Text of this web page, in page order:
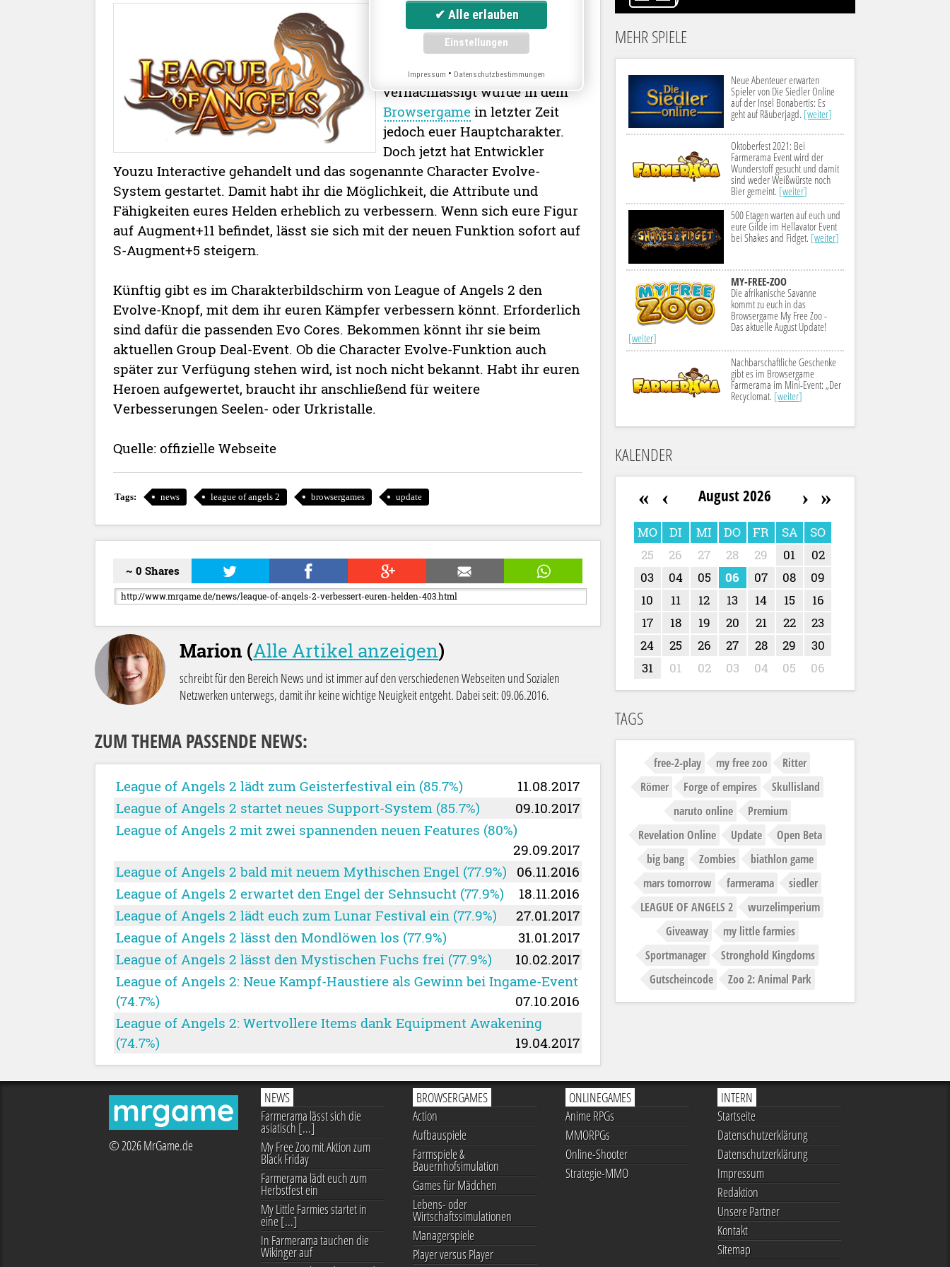
Kampfhaustiere, Mounts und
Waffen: Viele Neuerungen gab
es in letzter Zeit in League of
Angels 2. Etwas
vernachlässigt wurde in dem
Browsergame in letzter Zeit
jedoch euer Hauptcharakter.
Doch jetzt hat Entwickler
Youzu Interactive gehandelt und das sogenannte Character Evolve-
System gestartet. Damit habt ihr die Möglichkeit, die Attribute und
Fähigkeiten eures Helden erheblich zu verbessern. Wenn sich eure Figur
auf Augment+11 befindet, lässt sie sich mit der neuen Funktion sofort auf
S-Augment+5 steigern.
Künftig gibt es im Charakterbildschirm von League of Angels 2 den
Evolve-Knopf, mit dem ihr euren Kämpfer verbessern könnt. Erforderlich
sind dafür die passenden Evo Cores. Bekommen könnt ihr sie beim
aktuellen Group Deal-Event. Ob die Character Evolve-Funktion auch
später zur Verfügung stehen wird, ist noch nicht bekannt. Habt ihr euren
Heroen aufgewertet, braucht ihr anschließend für weitere
Verbesserungen Seelen- oder Urkristalle.
Quelle: offizielle Webseite
Tags: news league of angels 2 browsergames update
~ 0 Shares
Marion (Alle Artikel anzeigen)
schreibt für den Bereich News und ist immer auf den verschiedenen Webseiten und Sozialen
Netzwerken unterwegs, damit ihr keine wichtige Neuigkeit entgeht. Dabei seit: 09.06.2016.
ZUM THEMA PASSENDE NEWS:
League of Angels 2 lädt zum Geisterfestival ein (85.7%)
11.08.2017
League of Angels 2 startet neues Support-System (85.7%)
09.10.2017
League of Angels 2 mit zwei spannenden neuen Features (80%)
29.09.2017
League of Angels 2 bald mit neuem Mythischen Engel (77.9%)
06.11.2016
League of Angels 2 erwartet den Engel der Sehnsucht (77.9%)
18.11.2016
League of Angels 2 lädt euch zum Lunar Festival ein (77.9%)
27.01.2017
League of Angels 2 lässt den Mondlöwen los (77.9%)
31.01.2017
League of Angels 2 lässt den Mystischen Fuchs frei (77.9%)
10.02.2017
League of Angels 2: Neue Kampf-Haustiere als Gewinn bei Ingame-Event
(74.7%)
07.10.2016
League of Angels 2: Wertvollere Items dank Equipment Awakening
(74.7%)
19.04.2017
MEHR SPIELE
Neue Abenteuer erwarten
Spieler von Die Siedler Online
auf der Insel Bonabertis: Es
geht auf Räuberjagd. [weiter]
Oktoberfest 2021: Bei
Farmerama Event wird der
Wunderstoff gesucht und damit
sind weder Weißwürste noch
Bier gemeint. [weiter]
500 Etagen warten auf euch und
eure Gilde im Hellavator Event
bei Shakes and Fidget. [weiter]
MY-FREE-ZOO
Die afrikanische Savanne
kommt zu euch in das
Browsergame My Free Zoo -
Das aktuelle August Update!
[weiter]
Nachbarschaftliche Geschenke
gibt es im Browsergame
Farmerama im Mini-Event: „Der
Recyclomat. [weiter]
KALENDER
« ‹ August 2026 »
›
MO DI MI DO FR SA
SO
25
26 27 28 29 01
02
03
04 05 06 07 08
09
10
11 12 13 14 15
16
17
18 19 20 21 22
23
24
25 26 27 28 29
30
31
01 02 03 04 05 06
TAGS
free-2-play my free zoo
Ritter
Römer
Forge of empires
Skullisland
naruto online
Premium
Revelation Online
Update
Open Beta
big bang
Zombies
biathlon game
mars tomorrow
farmerama
siedler
LEAGUE OF ANGELS 2
wurzelimperium
Giveaway
my little farmies
Sportmanager
Stronghold Kingdoms
Gutscheincode
Zoo 2: Animal Park
mrgame
© 2026 MrGame.de
NEWS
Farmerama lässt sich die
asiatisch [...]
My Free Zoo mit Aktion zum
Black Friday
Farmerama lädt euch zum
Herbstfest ein
My Little Farmies startet in
eine [...]
In Farmerama tauchen die
Wikinger auf
BROWSERGAMES
Action
Aufbauspiele
Farmspiele &
Bauernhofsimulation
Games für Mädchen
Lebens- oder
Wirtschaftssimulationen
Managerspiele
Player versus Player
ONLINEGAMES
Anime RPGs
MMORPGs
Online-Shooter
Strategie-MMO
INTERN
Startseite
Datenschutzerklärung
Datenschutzerklärung
Impressum
Redaktion
Unsere Partner
Kontakt
Sitemap
Impressum • Datenschutzbestimmungen